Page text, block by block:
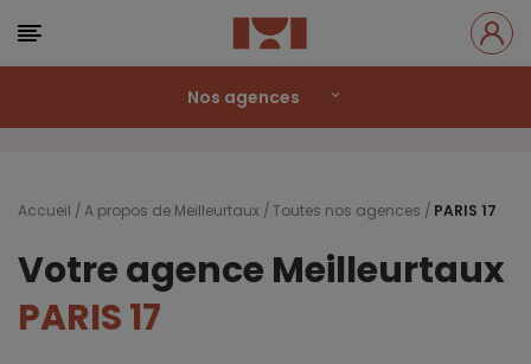
Nos agences
Accueil A propos de Meilleurtaux Toutes nos agences PARIS 17
Votre agence Meilleurtaux
PARIS 17